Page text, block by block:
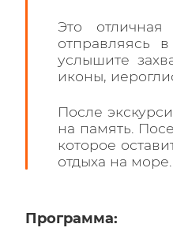
Это
отправляясь
услышите
иконы,
После
на память.
которое
отдыха на море.
Программа: